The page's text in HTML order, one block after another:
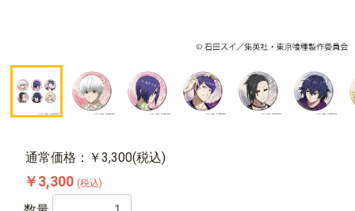
通常価格：￥3,300(税込)
￥3,300 (税込)